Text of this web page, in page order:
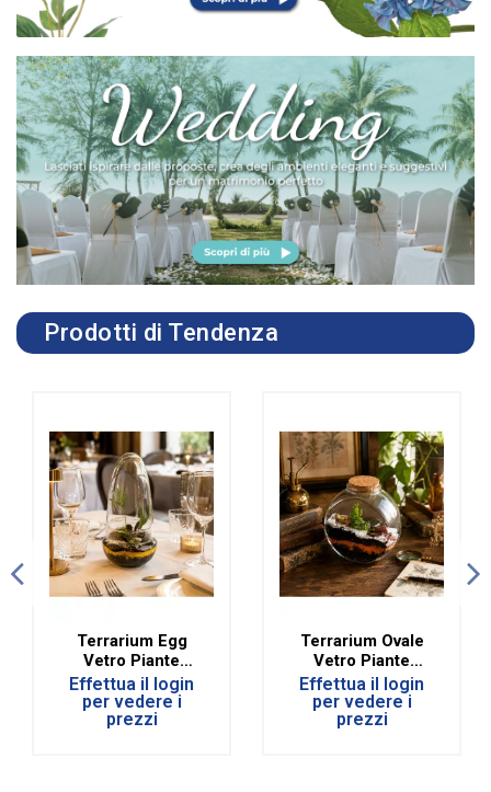
Prodotti di Tendenza
Terrarium Egg
Vetro Piante
Tropicali Diam.
12,8 Cm
Effettua il login
per vedere i
prezzi
Terrarium Ovale
Vetro Piante
Tropicali H 17,2
Cm
Effettua il login
per vedere i
prezzi